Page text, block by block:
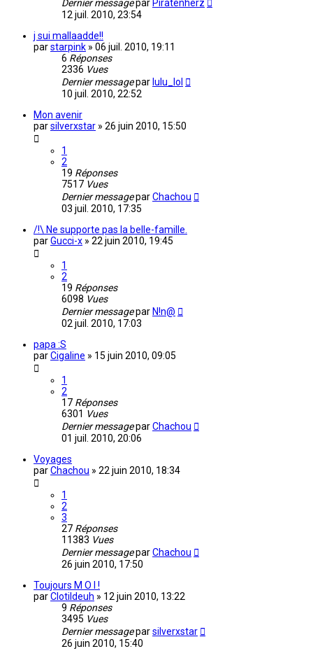
Dernier messagepar Piratenherz
12 juil. 2010, 23:54
j sui mallaadde!!
parstarpink » 06 juil. 2010, 19:11
6 Réponses
2336 Vues
Dernier messagepar lulu_lol
10 juil. 2010, 22:52
Mon avenir
parsilverxstar » 26 juin 2010, 15:50
1
2
19 Réponses
7517 Vues
Dernier messageparChachou
03 juil. 2010, 17:35
/!\ Ne supporte pas la belle-famille.
parGucci-x » 22 juin 2010, 19:45
1
2
19 Réponses
6098 Vues
Dernier messagepar N!n@
02 juil. 2010, 17:03
papa :S
parCigaline » 15 juin 2010, 09:05
1
2
17 Réponses
6301 Vues
Dernier messageparChachou
01 juil. 2010, 20:06
Voyages
parChachou » 22 juin 2010, 18:34
1
2
3
27 Réponses
11383 Vues
Dernier messageparChachou
26 juin 2010, 17:50
Toujours M O I !
parClotildeuh » 12 juin 2010, 13:22
9 Réponses
3495 Vues
Dernier messageparsilverxstar
26 juin 2010, 15:40